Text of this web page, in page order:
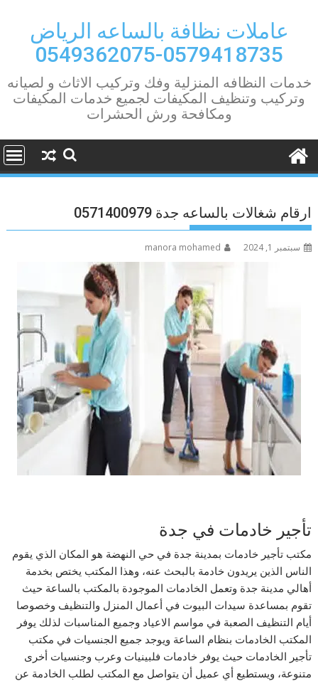
contentعاملات نظافة بالساعه الرياض
0579418735-0549362075
خدمات النظافه المنزلية وفك وتركيب الاثاث و لصيانه
وتركيب وتنظيف المكيفات لجميع خدمات المكيفات
ومكافحة ورش الحشرات
ارقام شغالات بالساعه جدة 0571400979
سبتمبر 1, 2024 manora mohamed
تأجير خادمات في جدة
مكتب تأجير خادمات بمدينة جدة في حي النهضة هو المكان الذي يقوم
الناس الذين يريدون خادمة بالبحث عنه، وهذا المكتب يختص بخدمة
أهالي مدينة جدة وتعمل الخادمات الموجودة بالمكتب بالساعة حيث
تقوم بمساعدة سيدات البيوت في أعمال المنزل والتنظيف وخصوصا
أيام التنظيف الصعبة في مواسم الاعياد وجميع المناسبات لذلك يوفر
المكتب الخادمات بنظام الساعة ويوجد جميع الجنسيات في مكتب
تأجير الخادمات حيث يوفر خادمات فلبينيات وعرب وجنسيات أخرى
متنوعة، ويستطيع أي عميل أن يتواصل مع المكتب لطلب الخادمة عن